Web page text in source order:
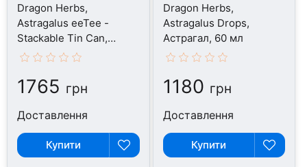
Dragon Herbs,
Astragalus eeTee -
Stackable Tin Can,
Астрагал, 60 г
1765 грн
Доставлення
Купити
Dragon Herbs,
Astragalus Drops,
Астрагал, 60 мл
1180 грн
Доставлення
Купити